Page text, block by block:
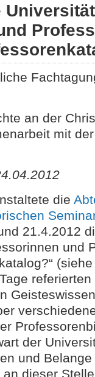
an der
mit
die
21.4.2012
und
(siehe
der
und
dieser